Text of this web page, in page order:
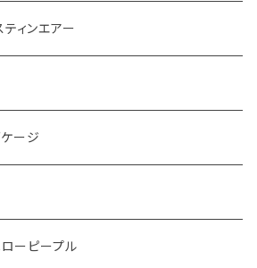
ィンエアー
ージ
ーピープル